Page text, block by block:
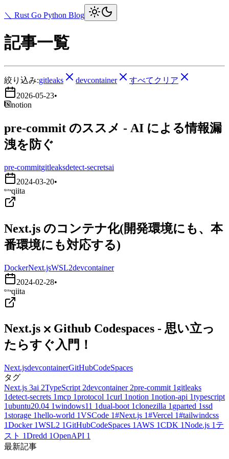
＼ Rust Go Python Blog
記事一覧
絞り込み:gitleaks devcontainer
すべてクリア
2026-05-23•
notion
pre-commit のススメ - AI による情報漏
洩を防ぐ
pre-commitgitleaksdetect-secretsai
2024-03-20•
qiita
Next.js のコンテナ化(開発環境にも、本
番環境にも対応する)
DockerNext.jsWSL2devcontainer
2024-02-28•
qiita
Next.js ⨉ Github Codespaces - 思い立っ
たらすぐ入門！
Next.jsdevcontainerGitHubCodeSpaces
タグ
Next.js 3ai 2TypeScript 2devcontainer 2pre-commit 1 gitleaks
1detect-secrets 1mcp 1protocol 1curl 1notion 1notion-api 1typescript
1ubuntu20.04 1windows11 1dual-boot 1clonezilla 1 gparted 1ssd
1storage 1hello-world 1VSCode 1#Next.js 1#Vercel 1#tailwindcss
1Docker 1WSL2 1GitHubCodeSpaces 1 AWS 1CDK 1Node.js 1 テ
スト 1Dredd 1OpenAPI 1
最新記事